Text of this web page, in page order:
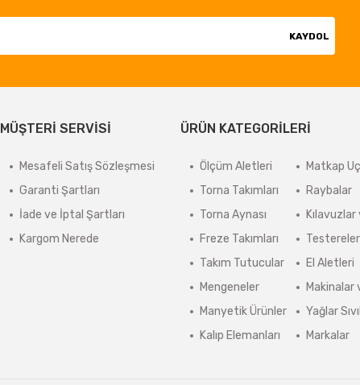
KAYDOL
MÜŞTERİ SERVİSİ
Mesafeli Satış Sözleşmesi
Garanti Şartları
İade ve İptal Şartları
Kargom Nerede
ÜRÜN KATEGORİLERİ
Ölçüm Aletleri
Torna Takımları
Torna Aynası
Freze Takımları
Takım Tutucular
Mengeneler
Manyetik Ürünler
Kalıp Elemanları
Matkap
Raybalar
Testereler
El Aletleri
Makinalar
Yağlar
Markalar